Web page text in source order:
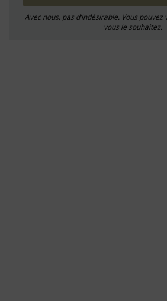
Avec nous, pas d’indésirable. Vous
vous le souhaitez.